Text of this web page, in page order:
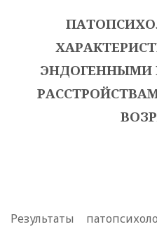
ЭНДОГЕННЫМИ
Результаты